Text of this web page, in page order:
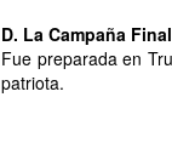
D. La Campaña Final
Fue preparada en
patriota.